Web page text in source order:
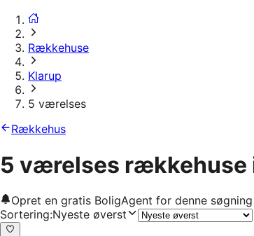
Rækkehuse
Klarup
5 værelses
Rækkehus
5 værelses rækkehuse
Opret en gratis BoligAgent for denne
Sortering:Nyeste øverst